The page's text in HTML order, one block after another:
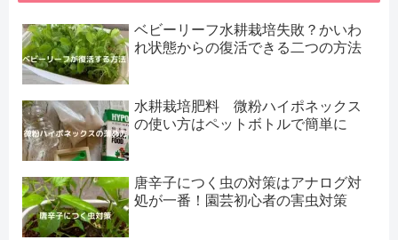
ベビーリーフ水耕栽培失敗？かいわ
れ状態からの復活できる二つの方法
水耕栽培肥料 微粉ハイポネックス
の使い方はペットボトルで簡単に
唐辛子につく虫の対策はアナログ対
処が一番！園芸初心者の害虫対策